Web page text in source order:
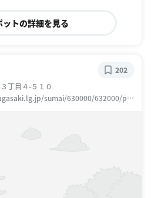
ットの詳細を見る
丁目４-５１０
sumai/630000/632000/p0
202